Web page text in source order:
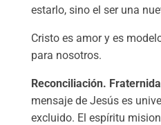
estarlo, sino el ser una
Cristo es amor y es
para nosotros.
Reconciliación.
mensaje de Jesús es
excluido. El espíritu